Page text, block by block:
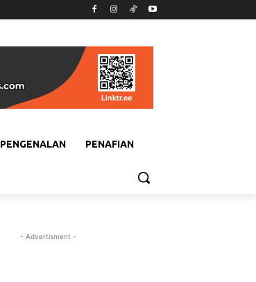
PENGENALAN PENAFIAN
- Advertisment -